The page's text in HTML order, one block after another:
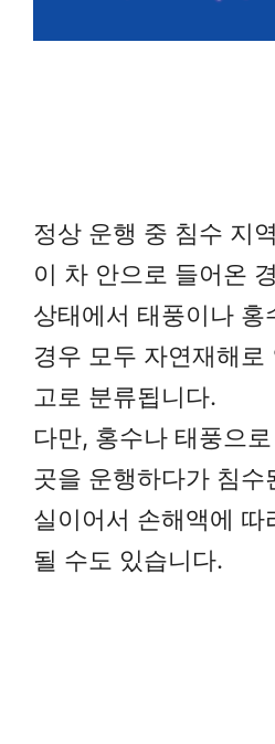
정상 운행 중 침수 지
이 차 안으로 들어온
상태에서 태풍이나 홍
경우 모두 자연재해로
고로 분류됩니다.
다만, 홍수나 태풍으
곳을 운행하다가 침수
실이어서 손해액에 따
될 수도 있습니다.